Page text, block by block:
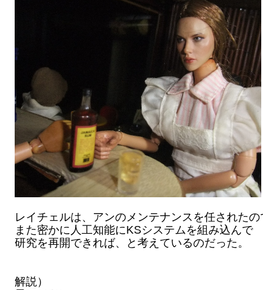
レイチェルは、アンのメンテナンスを任されたの
また密かに人工知能にKSシステムを組み込んで
研究を再開できれば、と考えているのだった。
解説）